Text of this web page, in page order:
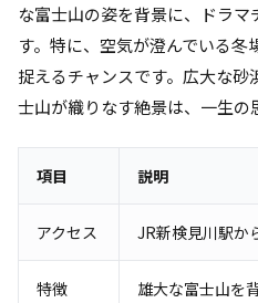
な富士山の姿を背景に、ドラ
す。特に、空気が澄んでいる冬
捉えるチャンスです。広大な
士山が織りなす絶景は、一生の
項目 説明
アクセス JR新検見川駅か
特徴 雄大な富士山を